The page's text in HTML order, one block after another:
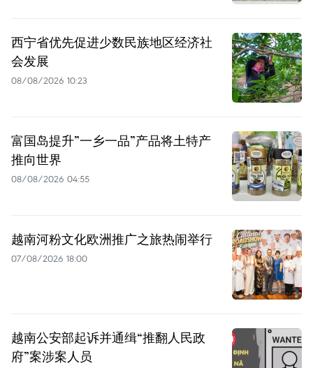
西宁省优先促进少数民族地区经济社
会发展
08/08/2026 10:23
富国岛提升”一乡一品”产品将土特产
推向世界
08/08/2026 04:55
越南河粉文化欧洲推广之旅热闹举行
07/08/2026 18:00
越南公安部起诉并通缉“推翻人民政
府”案涉案人员